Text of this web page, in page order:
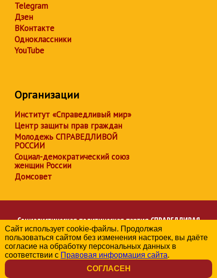
Telegram
Дзен
ВКонтакте
Одноклассники
YouTube
Организации
Институт «Справедливый мир»
Центр защиты прав граждан
Молодежь СПРАВЕДЛИВОЙ
РОССИИ
Социал-демократический союз
женщин России
Домсовет
Социалистическая политическая партияСПРАВЕДЛИВАЯ
РОССИЯ
Региональное отделение партии в Челябинской области
© 2006-2026
Политика в отношении обработки персональных данных
Сайт использует cookie-файлы. Продолжая
пользоваться сайтом без изменения настроек, вы даёте
согласие на обработку персональных данных в
соответствии с Правовая информация сайта.
СОГЛАСЕН